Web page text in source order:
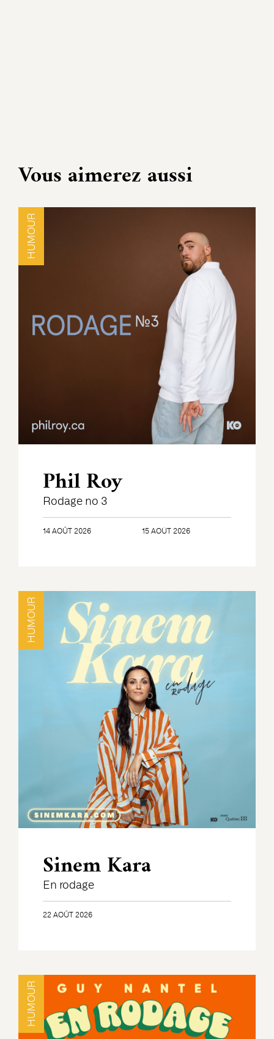
Vous aimerez aussi
HUMOUR
Phil Roy
Rodage no 3
14 AOÛT 2026 15 AOÛT 2026
HUMOUR
Sinem Kara
En rodage
22 AOÛT 2026
HUMOUR